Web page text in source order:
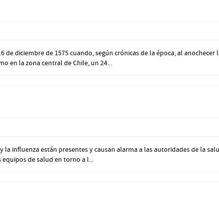
diciembre de 1575 cuando, según crónicas de la época, al anochecer
en la zona central de Chile, un 24...
influenza están presentes y causan alarma a las autoridades de la
de salud en torno a l...